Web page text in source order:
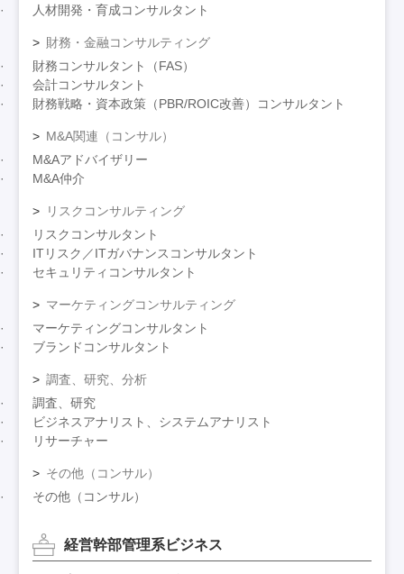
人材開発・育成コンサルタント
財務・金融コンサルティング
財務コンサルタント（FAS）
会計コンサルタント
財務戦略・資本政策（PBR/ROIC改善）コンサルタント
M&A関連（コンサル）
M&Aアドバイザリー
M&A仲介
リスクコンサルティング
リスクコンサルタント
ITリスク／ITガバナンスコンサルタント
セキュリティコンサルタント
マーケティングコンサルティング
マーケティングコンサルタント
ブランドコンサルタント
調査、研究、分析
調査、研究
ビジネスアナリスト、システムアナリスト
リサーチャー
その他（コンサル）
その他（コンサル）
経営幹部管理系ビジネス